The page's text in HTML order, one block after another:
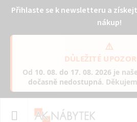
Přihlaste se k newsletteru a
nákup!
⚠️
DŮLEŽITÉ
Od 10. 08. do 17. 08. 2026 je
dočasně nedostupná.